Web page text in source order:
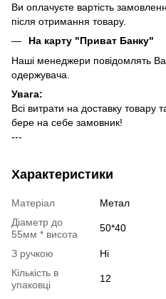
Ви оплачуєте вартість
після отримання товару.
На карту "Приват Банку"
Наші менеджери повідомлять
одержувача.
Увага:
Всі витрати на доставку товару
бере на себе замовник!
---
Характеристики
Матеріал
Метал
Діаметр до
55мм * висота
50*40
З ручкою
Ні
Кількість в
упаковці
12